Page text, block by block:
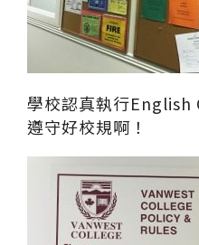
學校認真執行English
遵守好校規啊！